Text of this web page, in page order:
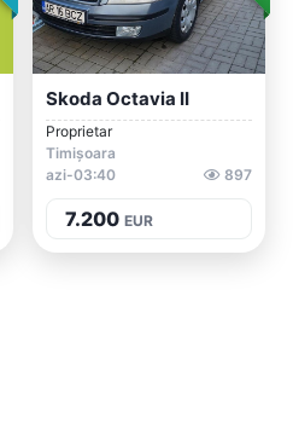
Skoda Octavia II
Proprietar
Timișoara
azi-03:40
897
7.200 EUR